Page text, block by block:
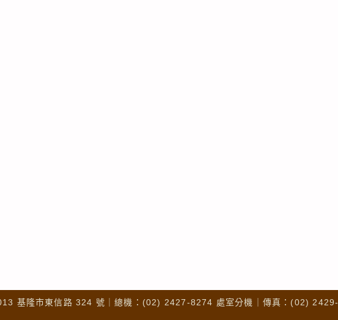
基隆市東信路 324 號｜總機：(02) 2427-8274 處室分機｜傳真：(02) 2429-